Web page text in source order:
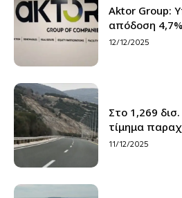
Aktor Group:
απόδοση
12/12/2025
Στο 1,269
τίμημα
11/12/2025